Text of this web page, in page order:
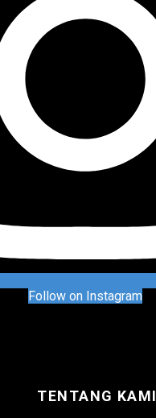
Follow on Instagram
TENTANG KAMI